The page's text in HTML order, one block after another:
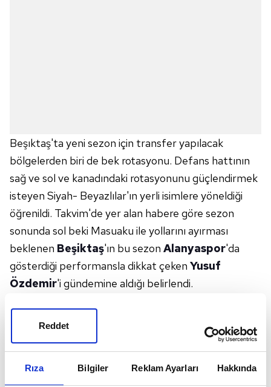
Rıza Bilgiler Reklam Ayarları Hakkında
Reddet
Beşıktaş'ta yeni sezon için transfer yapılacak
bölgelerden biri de bek rotasyonu. Defans hattının
sağ ve sol ve kanadındaki rotasyonunu güçlendirmek
isteyen Siyah- Beyazlılar'ın yerli isimlere yöneldiği
öğrenildi. Takvim'de yer alan habere göre sezon
sonunda sol beki Masuaku ile yollarını ayırması
beklenen Beşiktaş'ın bu sezon Alanyaspor'da
gösterdiği performansla dikkat çeken Yusuf
Özdemir'i gündemine aldığı belirlendi.
ekibiyle görüşmelerde bulunup teklifini
iletmesi bekleniyor. 2028 yılına kadar kontratı
bulunan Yusuf bu sezon çıktığı 31 maçta 4 gol, 2